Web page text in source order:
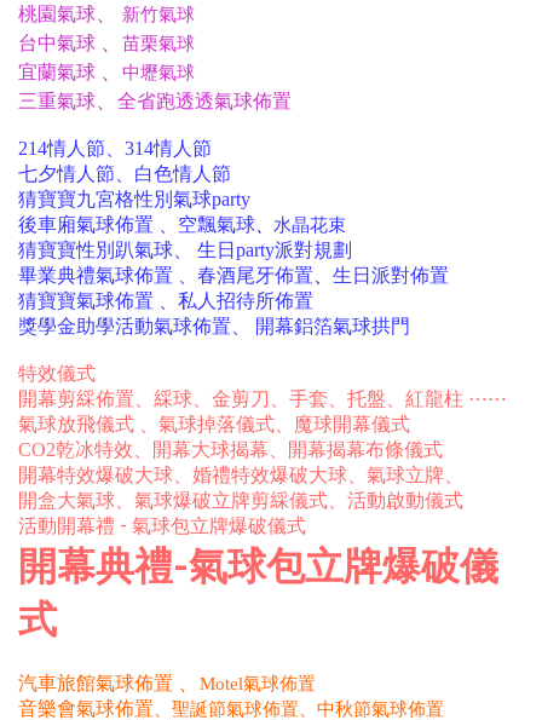
桃園氣球、 新竹氣球
台中氣球 、 苗栗氣球
宜蘭氣球 、 中壢氣球
三重氣球、 全省跑透透氣球佈置
214情人節、314情人節
七夕情人節、白色情人節
猜寶寶九宮格性別氣球party
後車廂氣球佈置 、空飄氣球、 水晶花束
猜寶寶性別趴氣球、 生日party派對規劃
畢業典禮氣球佈置 、春酒尾牙佈置 生日派對佈置
猜寶寶氣球佈置 、私人招待所佈置
獎學金助學活動氣球佈置、 開幕鋁箔氣球拱門
特效儀式
開幕剪綵佈置、綵球、金剪刀、手套、托盤、紅龍柱 ⋯⋯
氣球放飛儀式 、氣球掉落儀式、魔球開幕儀式
CO2乾冰特效 、開幕大球揭幕、開幕揭幕布條儀式
開幕特效爆破大球、婚禮特效爆破大球、氣球立牌
開盒大氣球、 氣球爆破立牌剪綵儀式、 活動啟動儀式
活動開幕禮 - 氣球包立牌爆破儀式
開幕典禮-氣球包立牌爆破儀
式
汽車旅館氣球佈置 、 Motel氣球佈置
音樂會氣球佈置 聖誕節氣球佈置、中秋節氣球佈置